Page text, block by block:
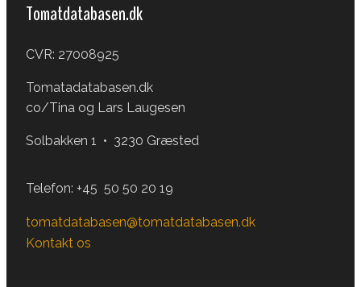
Tomatdatabasen.dk
CVR: 27008925
Tomatadatabasen.dk
co/Tina og Lars Laugesen
Solbakken 1 • 3230 Græsted
Telefon: +45 50 50 20 19
tomatdatabasen@tomatdatabasen.dk
Kontakt os